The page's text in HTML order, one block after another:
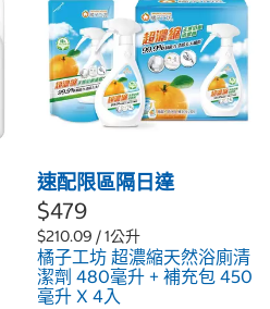
速配限區隔日達
$479
$210.09 / 1公升
橘子工坊 超濃縮天然浴廁清
潔劑 480毫升 + 補充包 450
毫升 X 4入